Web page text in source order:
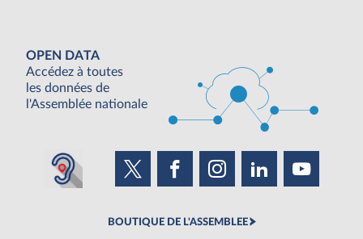
OPEN DATA
Accédez à toutes
les données de
l'Assemblée nationale
BOUTIQUE DE L'ASSEMBLEE